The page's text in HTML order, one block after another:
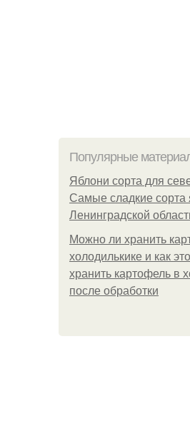
Популярные
Яблони сорта для
Самые сладкие сорта
Ленинградской
Можно ли хранить
холодилькике и как
хранить картофель в
после обработки